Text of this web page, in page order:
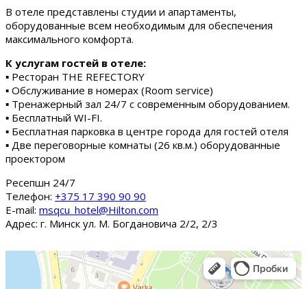
В отеле представлены студии и апартаменты,
оборудованные всем необходимым для обеспечения
максимального комфорта.
К услугам гостей в отеле:
▪ Ресторан THE REFECTORY
▪ Обслуживание в номерах (Room service)
▪ Тренажерный зал 24/7 с современным оборудованием.
▪ Бесплатный WI-FI.
▪ Бесплатная парковка в центре города для гостей отеля
▪ Две переговорные комнаты (26 кв.м.) оборудованные
проектором
Ресепшн 24/7
Tелефон: +375 17 390 90 90
E-mail: msqcu_hotel@Hilton.com
Адрес: г. Минск ул. М. Богдановича 2/2, 2/3